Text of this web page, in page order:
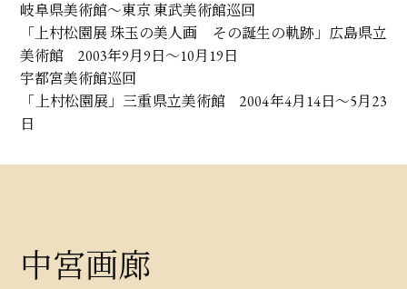
岐阜県美術館～東京 東武美術館巡回
「上村松園展 珠玉の美人画 その誕生の軌跡」広島県立
美術館 2003年9月9日～10月19日
宇都宮美術館巡回
「上村松園展」三重県立美術館 2004年4月14日～5月23
日
中宮画廊